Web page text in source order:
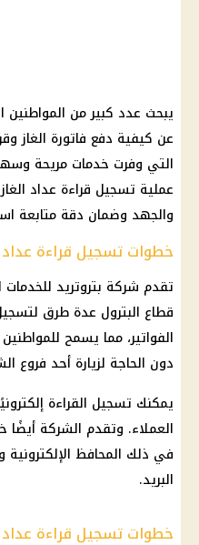
يبحث عدد كبير من المواطنين
عن كيفية دفع فاتورة الغاز
التي وفرت خدمات مريحة
عملية تسجيل قراءة عداد
والجهد وضمان دقة متابعة
خطوات تسجيل قراءة عداد
تقدم شركة بتروتريد للخدمات
قطاع البترول عدة طرق
الفواتير، مما يسمح
دون الحاجة لزيارة أحد فروع
يمكنك تسجيل القراءة
العملاء. وتقدم الشركة أيضًا
في ذلك المحافظ
البريد.
خطوات تسجيل قراءة عداد